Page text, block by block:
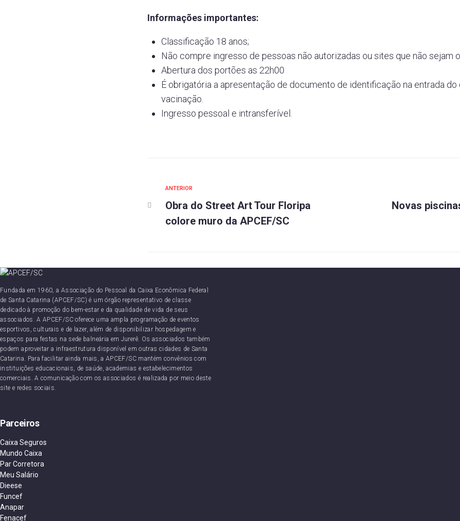
Informações importantes:
Classificação 18 anos;
Não compre ingresso de pessoas não autorizadas ou sites que não sejam
Abertura dos portões as 22h00
É obrigatória a apresentação de documento de identificação na entrada do
vacinação.
Ingresso pessoal e intransferível.
Navegação
de
Anterior
ANTERIOR
Obra do Street Art Tour Floripa
colore muro da APCEF/SC
Novas
Fundada em 1960, a Associação do Pessoal da Caixa Econômica Federal
de Santa Catarina (APCEF/SC) é um órgão representativo de classe
dedicado à promoção do bem-estar e da qualidade de vida de seus
associados. A APCEF/SC oferece uma ampla programação de eventos
esportivos, culturais e de lazer, além de disponibilizar hospedagem e
espaços para festas na sede balneária em Jurerê. Os associados também
podem aproveitar a infraestrutura disponível em outras cidades de Santa
Catarina. Para facilitar ainda mais, a APCEF/SC mantém convênios com
instituições educacionais, de saúde, academias e estabelecimentos
comerciais. A comunicação com os associados é realizada por meio deste
site e redes sociais.
Parceiros
Caixa Seguros
Mundo Caixa
Par Corretora
Meu Salário
Dieese
Funcef
Anapar
Fenacef